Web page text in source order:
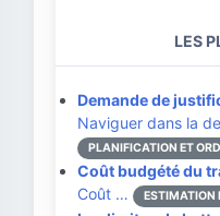
LES
Demande de
Naviguer dans la
PLANIFICATION ET
Coût budgété du
Coût …
ESTIMATION